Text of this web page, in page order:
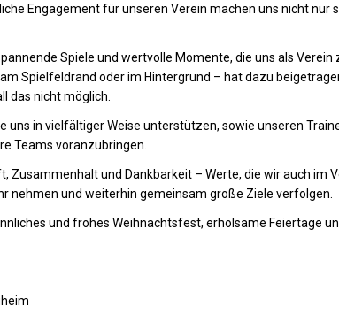
Engagement für unseren Verein machen uns nicht nur
Spiele und wertvolle Momente, die uns als
Spielfeldrand oder im Hintergrund – hat dazu
das nicht möglich.
uns in vielfältiger Weise unterstützen, sowie unseren
Teams voranzubringen.
Zusammenhalt und Dankbarkeit – Werte, die wir auch im
nehmen und weiterhin gemeinsam große Ziele verfolgen.
und frohes Weihnachtsfest, erholsame Feiertage